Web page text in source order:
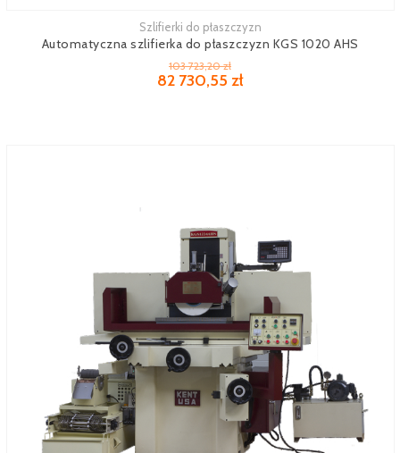
Szlifierki do płaszczyzn
Automatyczna szlifierka do płaszczyzn KGS 1020 AHS
103 723,20 zł
82 730,55 zł